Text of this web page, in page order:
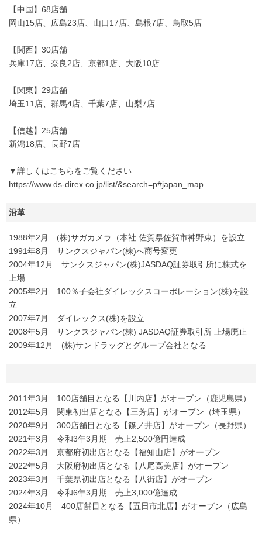
【中国】68店舗
岡山15店、広島23店、山口17店、島根7店、鳥取5店
【関西】30店舗
兵庫17店、奈良2店、京都1店、大阪10店
【関東】29店舗
埼玉11店、群馬4店、千葉7店、山梨7店
【信越】25店舗
新潟18店、長野7店
▼詳しくはこちらをご覧ください
https://www.ds-direx.co.jp/list/&search=p#japan_map
沿革
1988年2月 (株)サガカメラ（本社 佐賀県佐賀市神野東）を設立
1991年8月 サンクスジャパン(株)へ商号変更
2004年12月 サンクスジャパン(株)JASDAQ証券取引所に株式を
上場
2005年2月 100％子会社ダイレックスコーポレーション(株)を設
立
2007年7月 ダイレックス(株)を設立
2008年5月 サンクスジャパン(株) JASDAQ証券取引所 上場廃止
2009年12月 (株)サンドラッグとグループ会社となる
2011年3月 100店舗目となる【川内店】がオープン（鹿児島県）
2012年5月 関東初出店となる【三芳店】がオープン（埼玉県）
2020年9月 300店舗目となる【篠ノ井店】がオープン（長野県）
2021年3月 令和3年3月期 売上2,500億円達成
2022年3月 京都府初出店となる【福知山店】がオープン
2022年5月 大阪府初出店となる【八尾高美店】がオープン
2023年3月 千葉県初出店となる【八街店】がオープン
2024年3月 令和6年3月期 売上3,000億達成
2024年10月 400店舗目となる【五日市北店】がオープン（広島
県）